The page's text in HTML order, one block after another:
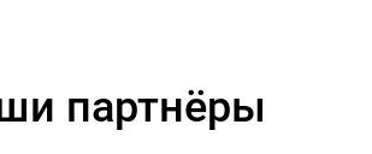
партнёры